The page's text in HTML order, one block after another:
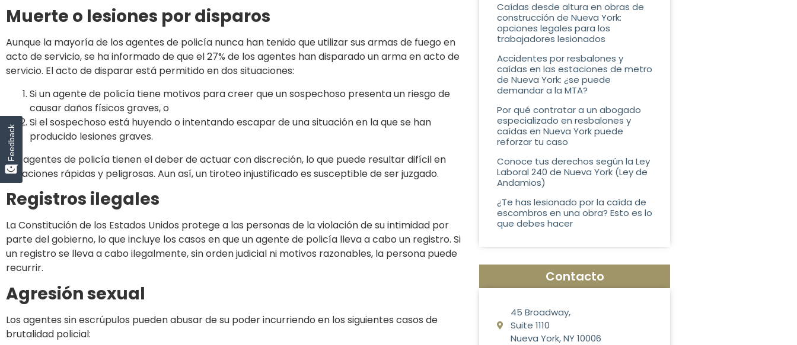
Muerte o lesiones por disparos
Aunque la mayoría de los agentes de policía nunca han tenido que utilizar sus armas de fuego en
acto de servicio, se ha informado de que el 27% de los agentes han disparado un arma en acto de
servicio. El acto de disparar está permitido en dos situaciones:
Si un agente de policía tiene motivos para creer que un sospechoso presenta un riesgo de
causar daños físicos graves, o
Si el sospechoso está huyendo o intentando escapar de una situación en la que se han
producido lesiones graves.
Los agentes de policía tienen el deber de actuar con discreción, lo que puede resultar difícil en
situaciones rápidas y peligrosas. Aun así, un tiroteo injustificado es susceptible de ser juzgado.
Registros ilegales
La Constitución de los Estados Unidos protege a las personas de la violación de su intimidad por
parte del gobierno, lo que incluye los casos en que un agente de policía lleva a cabo un registro. Si
un registro se lleva a cabo ilegalmente, sin orden judicial ni motivos razonables, la persona puede
recurrir.
Agresión sexual
Los agentes sin escrúpulos pueden abusar de su poder incurriendo en los siguientes casos de
brutalidad policial:
Caídas desde altura en obras de
construcción de Nueva York:
opciones legales para los
trabajadores lesionados
Accidentes por resbalones y
caídas en las estaciones de metro
de Nueva York: ¿se puede
demandar a la MTA?
Por qué contratar a un abogado
especializado en resbalones y
caídas en Nueva York puede
reforzar tu caso
Conoce tus derechos según la Ley
Laboral 240 de Nueva York (Ley de
Andamios)
¿Te has lesionado por la caída de
escombros en una obra? Esto es lo
que debes hacer
Contacto
45 Broadway,
Suite 1110
Nueva York, NY 10006
Feedback